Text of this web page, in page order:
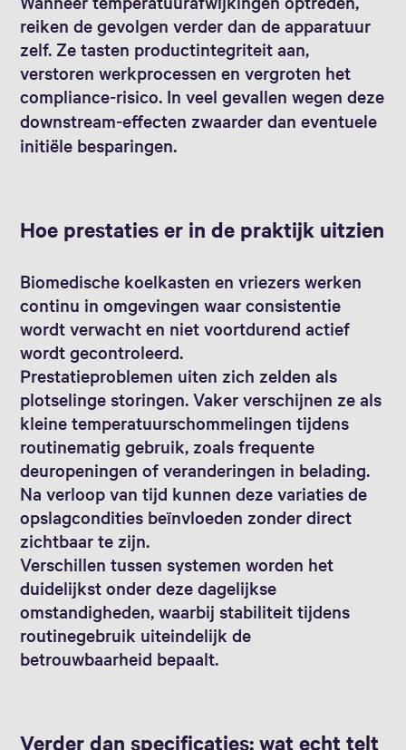
reiken de gevolgen verder dan de apparatuur
zelf. Ze tasten productintegriteit aan,
verstoren werkprocessen en vergroten het
compliance‑risico. In veel gevallen wegen deze
downstream‑effecten zwaarder dan eventuele
initiële besparingen.
Hoe prestaties er in de praktijk uitzien
Biomedische koelkasten en vriezers werken
continu in omgevingen waar consistentie
wordt verwacht en niet voortdurend actief
wordt gecontroleerd.
Prestatieproblemen uiten zich zelden als
plotselinge storingen. Vaker verschijnen ze als
kleine temperatuurschommelingen tijdens
routinematig gebruik, zoals frequente
deuropeningen of veranderingen in belading.
Na verloop van tijd kunnen deze variaties de
opslagcondities beïnvloeden zonder direct
zichtbaar te zijn.
Verschillen tussen systemen worden het
duidelijkst onder deze dagelijkse
omstandigheden, waarbij stabiliteit tijdens
routinegebruik uiteindelijk de
betrouwbaarheid bepaalt.
Verder dan specificaties: wat echt telt